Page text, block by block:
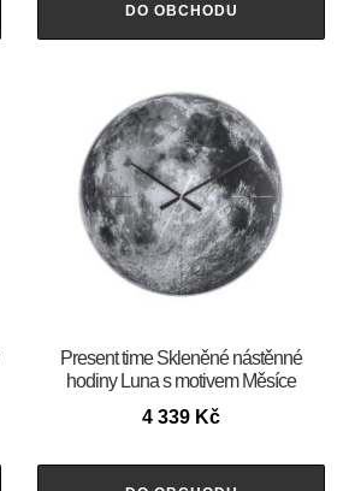
DO OBCHODU
Present time Skleněné nástěnné
hodiny Luna s motivem Měsíce
4 339 Kč